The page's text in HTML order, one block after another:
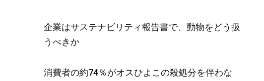
企業はサステナビリティ報告書で、動物をどう扱
うべきか
消費者の約74％がオスひよこの殺処分を伴わな